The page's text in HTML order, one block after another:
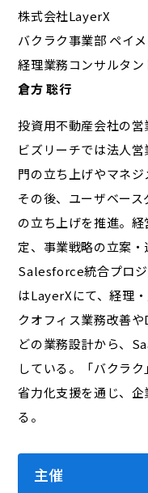
株式会社LayerX
バクラク事業部 ペイ
経理業務コンサルタン
倉方 聡行
投資用不動産会社の営
ビズリーチでは法人
門の立ち上げやマネジ
その後、ユーザベー
の立ち上げを推進。
定、事業戦略の立案
Salesforce統合プロ
はLayerXにて、経理
クオフィス業務改善
どの業務設計から、
している。「バクラ
省力化支援を通じ、
る。
主催